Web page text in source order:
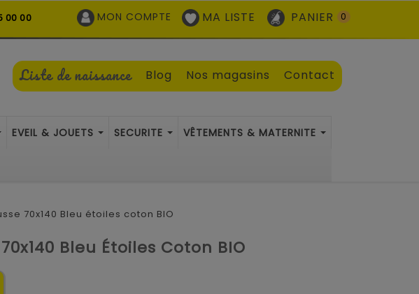
00 00 MON COMPTE MA LISTE PANIER 0
Liste de naissance Blog Nos magasins Contact
EVEIL & JOUETS SECURITE VÊTEMENTS & MATERNITE
70x140 Bleu étoiles coton BIO
Bleu Étoiles Coton BIO